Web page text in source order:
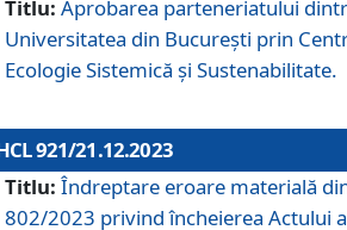
Titlu: Aprobarea parteneriatului
Universitatea din București prin
Ecologie Sistemică și Sustenabilitate.
921/21.12.2023
Titlu: Îndreptare eroare materială
802/2023 privind încheierea Actului